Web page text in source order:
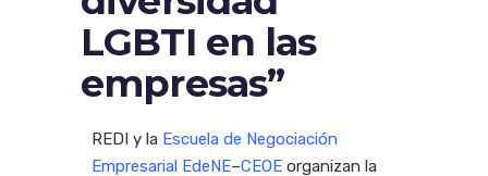
LGBTI en las
empresas”
REDI y la Escuela de Negociación
Empresarial EdeNE–CEOE organizan la